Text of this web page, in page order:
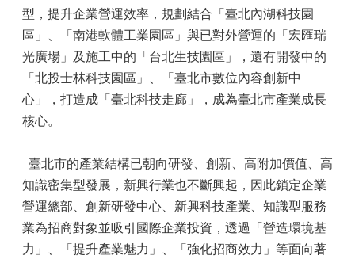
型，提升企業營運效率，規劃結合「臺北內湖科技園
區」、「南港軟體工業園區」與已對外營運的「宏匯瑞
光廣場」及施工中的「台北生技園區」，還有開發中的
「北投士林科技園區」、「臺北市數位內容創新中
心」，打造成「臺北科技走廊」，成為臺北市產業成長
核心。
臺北市的產業結構已朝向研發、創新、高附加價值、高
知識密集型發展，新興行業也不斷興起，因此鎖定企業
營運總部、創新研發中心、新興科技產業、知識型服務
業為招商對象並吸引國際企業投資，透過「營造環境基
力」、「提升產業魅力」、「強化招商效力」等面向著